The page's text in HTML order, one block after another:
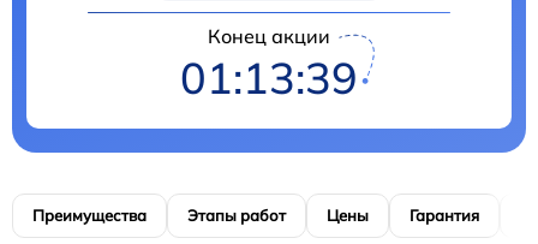
Конец акции
01:13:38
Преимущества Этапы работ Цены Гарантия